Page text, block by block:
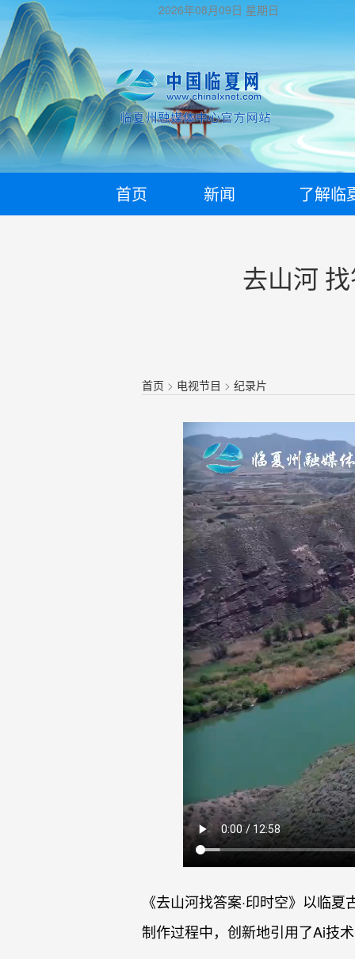
2026年08月09日 星期日
首页 新闻 了解临
去山河
首页 > 电视节目 >纪录片
《去山河找答案·印时空》以临
制作过程中，创新地引用了Ai技